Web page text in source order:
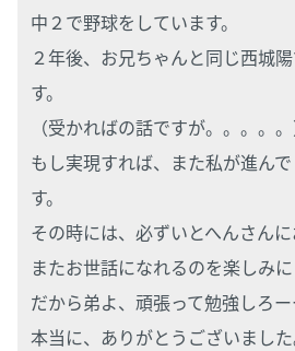
中２で野球をしています。
２年後、お兄ちゃんと同じ西城
す。
（受かればの話ですが。。。。。
もし実現すれば、また私が進ん
す。
その時には、必ずいとへんさん
またお世話になれるのを楽しみに
だから弟よ、頑張って勉強しろー
本当に、ありがとうございました